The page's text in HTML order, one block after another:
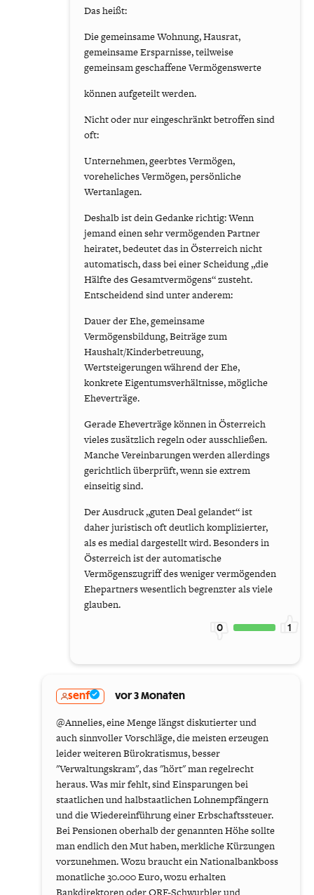
Das heißt:
Die gemeinsame Wohnung, Hausrat,
gemeinsame Ersparnisse, teilweise
gemeinsam geschaffene Vermögenswerte
können aufgeteilt werden.
Nicht oder nur eingeschränkt betroffen sind
oft:
Unternehmen, geerbtes Vermögen,
voreheliches Vermögen, persönliche
Wertanlagen.
Deshalb ist dein Gedanke richtig: Wenn
jemand einen sehr vermögenden Partner
heiratet, bedeutet das in Österreich nicht
automatisch, dass bei einer Scheidung „die
Hälfte des Gesamtvermögens“ zusteht.
Entscheidend sind unter anderem:
Dauer der Ehe, gemeinsame
Vermögensbildung, Beiträge zum
Haushalt/Kinderbetreuung,
Wertsteigerungen während der Ehe,
konkrete Eigentumsverhältnisse, mögliche
Eheverträge.
Gerade Eheverträge können in Österreich
vieles zusätzlich regeln oder ausschließen.
Manche Vereinbarungen werden allerdings
gerichtlich überprüft, wenn sie extrem
einseitig sind.
Der Ausdruck „guten Deal gelandet“ ist
daher juristisch oft deutlich komplizierter,
als es medial dargestellt wird. Besonders in
Österreich ist der automatische
Vermögenszugriff des weniger vermögenden
Ehepartners wesentlich begrenzter als viele
glauben.
0 1
senf vor 3 Monaten
@Annelies, eine Menge längst diskutierter und
auch sinnvoller Vorschläge, die meisten erzeugen
leider weiteren Bürokratismus, besser
"Verwaltungskram", das "hört" man regelrecht
heraus. Was mir fehlt, sind Einsparungen bei
staatlichen und halbstaatlichen Lohnempfängern
und die Wiedereinführung einer Erbschaftssteuer.
Bei Pensionen oberhalb der genannten Höhe sollte
man endlich den Mut haben, merkliche Kürzungen
vorzunehmen. Wozu braucht ein Nationalbankboss
monatliche 30.000 Euro, wozu erhalten
Bankdirektoren oder ORF-Schwurbler und